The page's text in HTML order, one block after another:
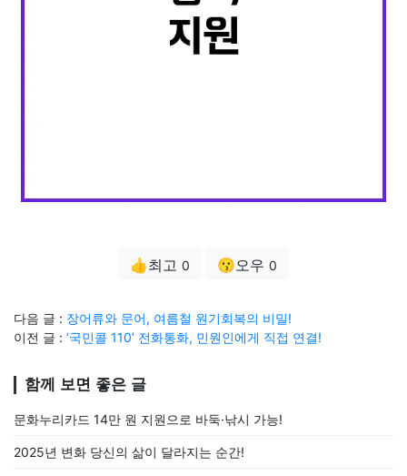
👍최고 0 😗오우 0
다음 글 : 장어류와 문어, 여름철 원기회복의 비밀!
이전 글 : ‘국민콜 110’ 전화통화, 민원인에게 직접 연결!
함께 보면 좋은 글
문화누리카드 14만 원 지원으로 바둑·낚시 가능!
2025년 변화 당신의 삶이 달라지는 순간!